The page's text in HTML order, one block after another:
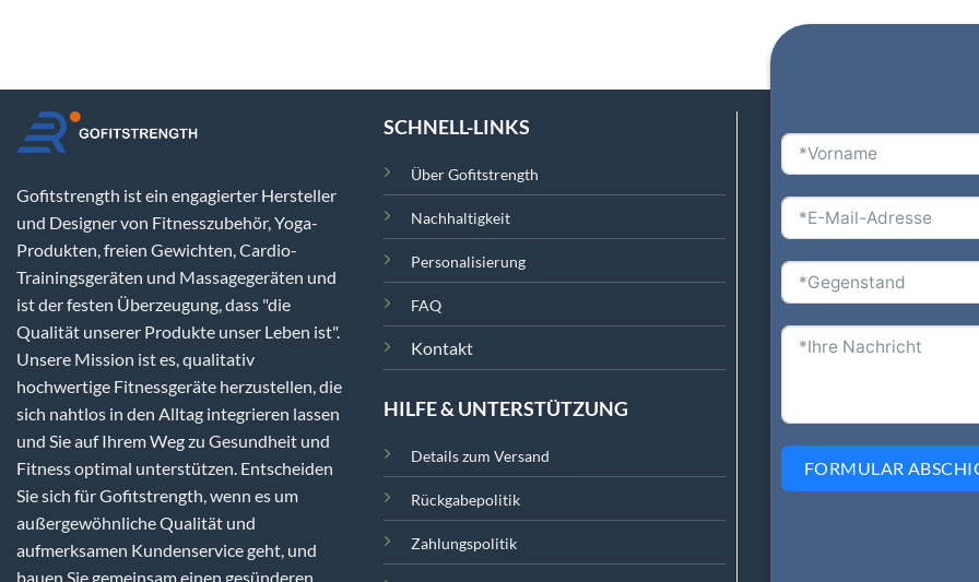
Gofitstrength ist ein engagierter Hersteller
und Designer von Fitnesszubehör, Yoga-
Produkten, freien Gewichten, Cardio-
Trainingsgeräten und Massagegeräten und
ist der festen Überzeugung, dass "die
Qualität unserer Produkte unser Leben ist".
Unsere Mission ist es, qualitativ
hochwertige Fitnessgeräte herzustellen, die
sich nahtlos in den Alltag integrieren lassen
und Sie auf Ihrem Weg zu Gesundheit und
Fitness optimal unterstützen. Entscheiden
Sie sich für Gofitstrength, wenn es um
außergewöhnliche Qualität und
aufmerksamen Kundenservice geht, und
bauen Sie gemeinsam einen gesünderen
SCHNELL-LINKS
Über Gofitstrength
Nachhaltigkeit
Personalisierung
FAQ
Kontakt
HILFE & UNTERSTÜTZUNG
Details zum Versand
Rückgabepolitik
Zahlungspolitik
FORMULAR